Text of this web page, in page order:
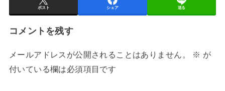
ポスト シェア 送る
コメントを残す
メールアドレスが公開されることはありません。 ※ が
付いている欄は必須項目です